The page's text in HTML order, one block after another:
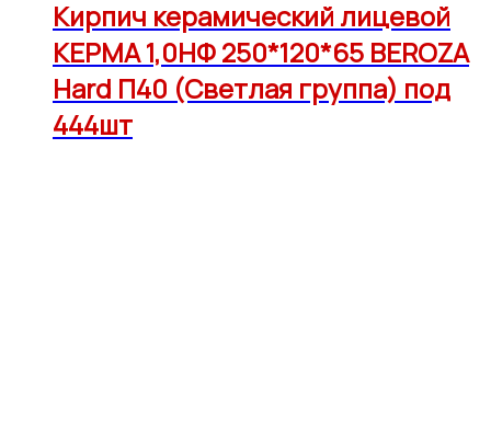
Кирпич керамический лицевой
КЕРМА 1,0НФ 250*120*65 BEROZA
Hard П40 (Светлая группа) под
444шт